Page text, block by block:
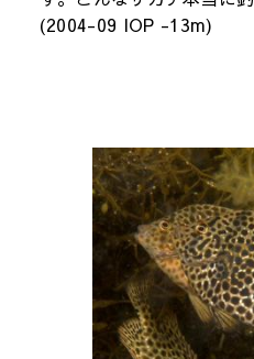
(2004-09 IOP -13m)